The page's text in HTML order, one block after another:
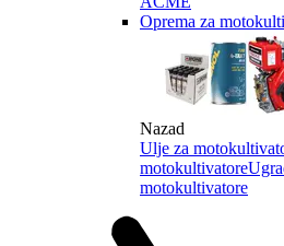
Oprema za
Nazad
Ulje za
motokultivatore
motokultivatore